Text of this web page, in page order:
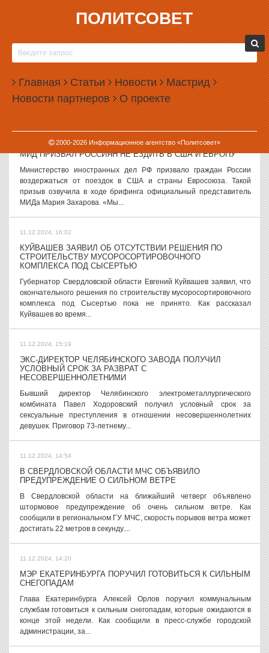
ПОЛИТСОВЕТ
Главная Статьи Новости Мастрид
Новости партнеров О проекте
2000-2026Информационное агентство «Политсовет»
11.12.2024, 17:53
ГОСДУМА ПРИНЯЛА ЗАКОН О ДЕТЯХ МИГРАНТОВ
ВОПРЕКИ ПРАВИТЕЛЬСТВУ
Государственная дума приняла закон, запрещающий прием в
школу детей мигрантов, не знающих русский язык, без учета
замечаний правительства. Закон был принят сразу во втором и
третьем чтениях на...
11.12.2024, 17:22
МИД ПРИЗВАЛ РОССИЯН НЕ ЕЗДИТЬ В США И ЕВРОПУ
Министерство иностранных дел РФ призвало граждан России
воздержаться от поездок в США и страны Евросоюза. Такой
призыв озвучила в ходе брифинга официальный представитель
МИДа Мария Захарова. «Мы...
11.12.2024, 16:02
КУЙВАШЕВ ЗАЯВИЛ ОБ ОТСУТСТВИИ РЕШЕНИЯ ПО
СТРОИТЕЛЬСТВУ МУСОРОСОРТИРОВОЧНОГО
КОМПЛЕКСА ПОД СЫСЕРТЬЮ
Губернатор Свердловской области Евгений Куйвашев заявил, что
окончательного решения по строительству мусоросортировочного
комплекса под Сысертью пока не принято. Как рассказал
Куйвашев во время...
11.12.2024, 15:19
ЭКС-ДИРЕКТОР ЧЕЛЯБИНСКОГО ЗАВОДА ПОЛУЧИЛ
УСЛОВНЫЙ СРОК ЗА РАЗВРАТ С
НЕСОВЕРШЕННОЛЕТНИМИ
Бывший директор Челябинского электрометаллургического
комбината Павел Ходоровский получил условный срок за
сексуальные преступления в отношении несовершеннолетних
девушек. Приговор 73-летнему...
11.12.2024, 14:54
В СВЕРДЛОВСКОЙ ОБЛАСТИ МЧС ОБЪЯВИЛО
ПРЕДУПРЕЖДЕНИЕ О СИЛЬНОМ ВЕТРЕ
В Свердловской области на ближайший четверг объявлено
штормовое предупреждение об очень сильном ветре. Как
сообщили в региональном ГУ МЧС, скорость порывов ветра может
достигать 22 метров в секунду....
11.12.2024, 14:20
МЭР ЕКАТЕРИНБУРГА ПОРУЧИЛ ГОТОВИТЬСЯ К СИЛЬНЫМ
СНЕГОПАДАМ
Глава Екатеринбурга Алексей Орлов поручил коммунальным
службам готовиться к сильным снегопадам, которые ожидаются в
конце этой недели. Как сообщили в пресс-службе городской
администрации, за...